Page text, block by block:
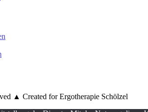
▲ Created for Ergotherapie Schölzel